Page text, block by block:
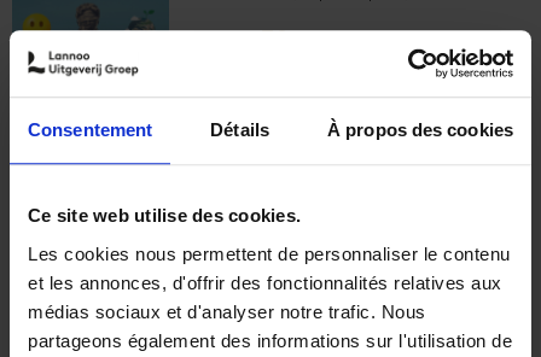
Consentement Détails À propos des cookies
Ce site web utilise des cookies.
Les cookies nous permettent de personnaliser le contenu
et les annonces, d'offrir des fonctionnalités relatives aux
médias sociaux et d'analyser notre trafic. Nous
partageons également des informations sur l'utilisation de
€37,50
Building Bonds = Building
Business
Jochen Roef Jozefien De Feyter
Carolien Boom
Couverture souple
2025 200